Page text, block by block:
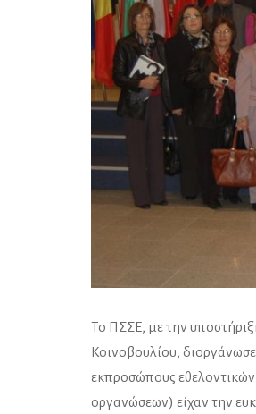
Το ΠΣΣΕ, με την
Κοινοβουλίου,
εκπροσώπους
οργανώσεων) είχαν την